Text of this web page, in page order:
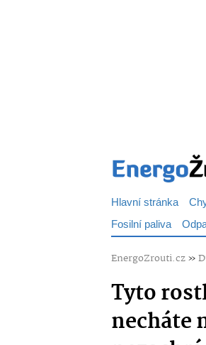
Hlavní stránka
Fosilní paliva
EnergoZrouti.cz»
Tyto
necháte